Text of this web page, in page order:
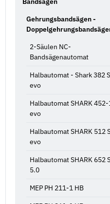
Gehrungsbandsägen -
2-Säulen NC-
Bandsägenautomat
Halbautomat - Shark 382
evo
Halbautomat SHARK 452-
evo
Halbautomat SHARK 512
evo
Halbautomat SHARK 652
5.0
MEP PH 211-1 HB